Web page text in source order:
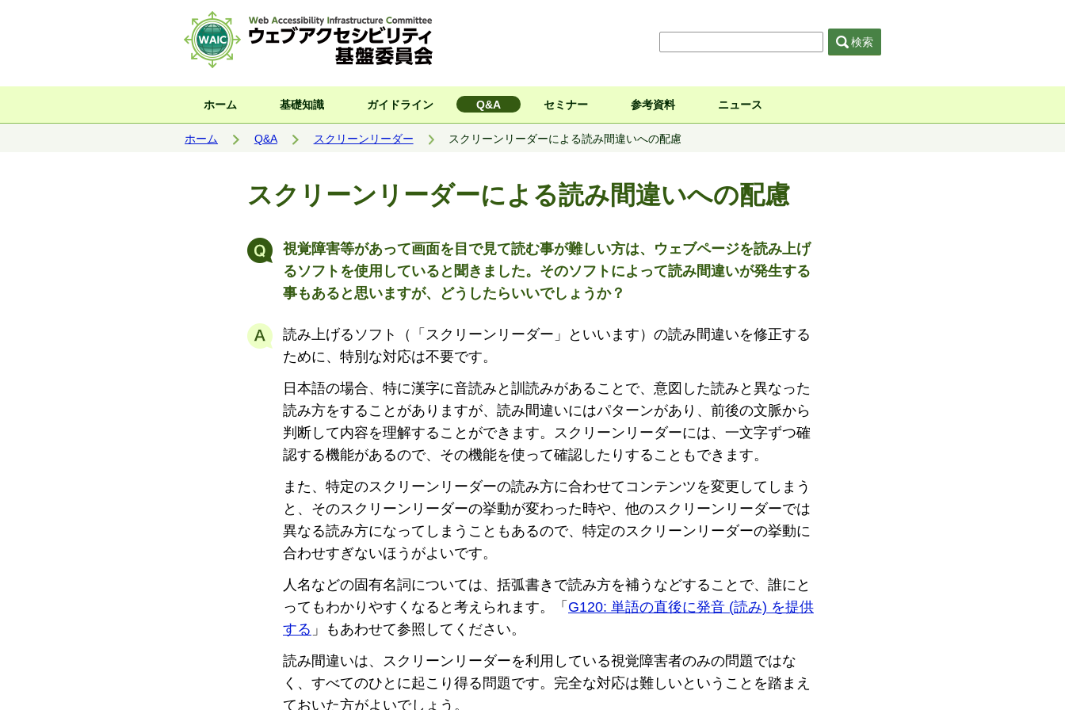
検索
ホーム 基礎知識 ガイドライン Q&A セミナー 参考資料 ニュース
ホーム Q&A スクリーンリーダー スクリーンリーダーによる読み間違いへの配慮
スクリーンリーダーによる読み間違いへの配慮
視覚障害等があって画面を目で見て読む事が難しい方は、ウェブページを読み上げ
るソフトを使用していると聞きました。そのソフトによって読み間違いが発生する
事もあると思いますが、どうしたらいいでしょうか？
読み上げるソフト（「スクリーンリーダー」といいます）の読み間違いを修正する
ために、特別な対応は不要です。
日本語の場合、特に漢字に音読みと訓読みがあることで、意図した読みと異なった
読み方をすることがありますが、読み間違いにはパターンがあり、前後の文脈から
判断して内容を理解することができます。スクリーンリーダーには、一文字ずつ確
認する機能があるので、その機能を使って確認したりすることもできます。
また、特定のスクリーンリーダーの読み方に合わせてコンテンツを変更してしまう
と、そのスクリーンリーダーの挙動が変わった時や、他のスクリーンリーダーでは
異なる読み方になってしまうこともあるので、特定のスクリーンリーダーの挙動に
合わせすぎないほうがよいです。
人名などの固有名詞については、括弧書きで読み方を補うなどすることで、誰にと
ってもわかりやすくなると考えられます。「 G120: 単語の直後に発音 (読み) を提供
する 」もあわせて参照してください。
読み間違いは、スクリーンリーダーを利用している視覚障害者のみの問題ではな
く、すべてのひとに起こり得る問題です。完全な対応は難しいということを踏まえ
ておいた方がよいでしょう。